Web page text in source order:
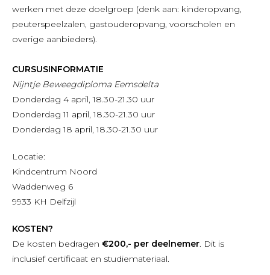
werken met deze doelgroep (denk aan: kinderopvang,
peuterspeelzalen, gastouderopvang, voorscholen en
overige aanbieders).
CURSUSINFORMATIE
Nijntje Beweegdiploma Eemsdelta
Donderdag 4 april, 18.30-21.30 uur
Donderdag 11 april, 18.30-21.30 uur
Donderdag 18 april, 18.30-21.30 uur
Locatie:
Kindcentrum Noord
Waddenweg 6
9933 KH Delfzijl
KOSTEN?
De kosten bedragen €200,- per deelnemer . Dit is
inclusief certificaat en studiemateriaal.